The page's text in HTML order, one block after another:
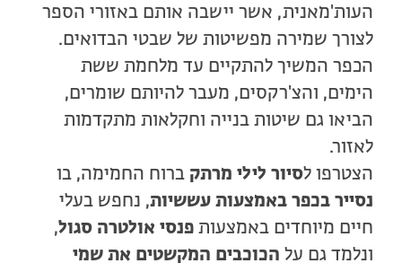
העות'מאנית, אשר יישבה אותם באזורי הספר
לצורך שמירה מפשיטות של שבטי הבדואים.
הכפר המשיך להתקיים עד מלחמת ששת
הימים, והצ'רקסים, מעבר להיותם שומרים,
הביאו גם שיטות בנייה וחקלאות מתקדמות
לאזור.
הצטרפו לסיור לילי מרתק ברוח החמימה, בו
נסייר בכפר באמצעות עששיות, נחפש בעלי
חיים מיוחדים באמצעות פנסי אולטרה סגול,
ונלמד גם על הכוכבים המקשטים את שמי